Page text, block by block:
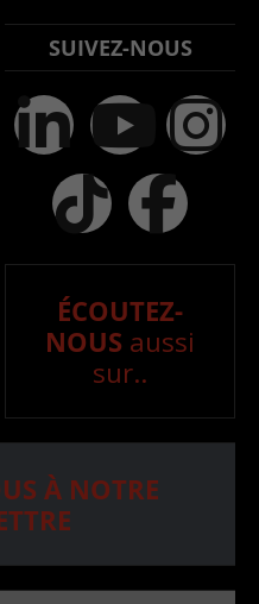
SUIVEZ-NOUS
ÉCOUTEZ-
NOUS aussi
sur..
À NOTRE